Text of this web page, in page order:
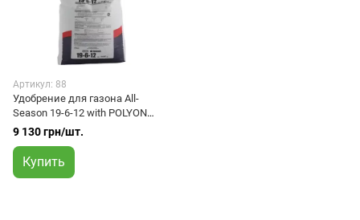
Артикул: 88
Удобрение для газона All-
Season 19-6-12 with POLYON
22.68 кг
9 130 грн/шт.
Купить